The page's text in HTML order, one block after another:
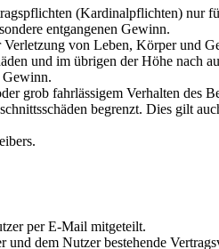
(Kardinalpflichten) nur
entgangenen Gewinn.
von Leben, Körper und
und im übrigen der Höhe nach
Gewinn.
grob fahrlässigem Verhalten des
begrenzt. Dies gilt
per E-Mail mitgeteilt.
dem Nutzer bestehende